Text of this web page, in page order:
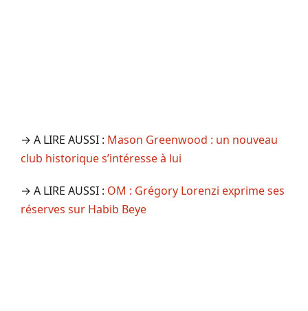
→ A LIRE AUSSI : Mason Greenwood : un nouveau
club historique s’intéresse à lui
→ A LIRE AUSSI : OM : Grégory Lorenzi exprime ses
réserves sur Habib Beye